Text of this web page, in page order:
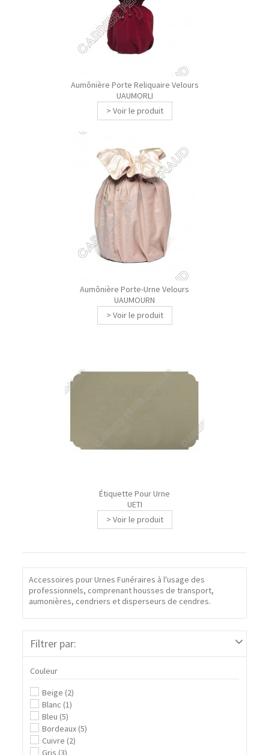
Aumônière Porte Reliquaire Velours
UAUMORLI
> Voir le produit
Aumônière Porte-Urne Velours
UAUMOURN
> Voir le produit
Étiquette Pour Urne
UETI
> Voir le produit
Accessoires pour Urnes Funéraires à l'usage des
professionnels, comprenant housses de transport,
aumonières, cendriers et disperseurs de cendres.
Filtrer par:
Couleur
Beige (2)
Blanc (1)
Bleu (5)
Bordeaux (5)
Cuivre (2)
Gris (3)